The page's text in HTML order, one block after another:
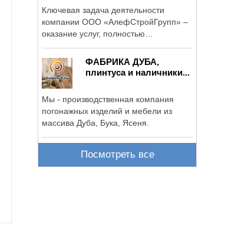
Ключевая задача деятельности
компании ООО «АлефСтройГрупп» –
оказание услуг, полностью
ФАБРИКА ДУБА,
плинтуса и наличники...
Мы - производственная компания
погонажных изделий и мебели из
массива Дуба, Бука, Ясеня.
Посмотреть все